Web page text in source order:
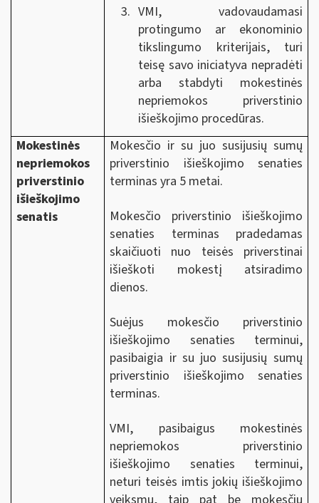
VMI, vadovaudamasi
protingumo ar ekonominio
tikslingumo kriterijais, turi
teisę savo iniciatyva nepradėti
arba stabdyti mokestinės
nepriemokos priverstinio
išieškojimo procedūras.
Mokestinės
nepriemokos
priverstinio
išieškojimo
senatis
Mokesčio ir su juo susijusių sumų
priverstinio išieškojimo senaties
terminas yra 5 metai.
Mokesčio priverstinio išieškojimo
senaties terminas pradedamas
skaičiuoti nuo teisės priverstinai
išieškoti mokestį atsiradimo
dienos.
Suėjus mokesčio priverstinio
išieškojimo senaties terminui,
pasibaigia ir su juo susijusių sumų
priverstinio išieškojimo senaties
terminas.
VMI, pasibaigus mokestinės
nepriemokos priverstinio
išieškojimo senaties terminui,
neturi teisės imtis jokių išieškojimo
veiksmų, taip pat be mokesčių